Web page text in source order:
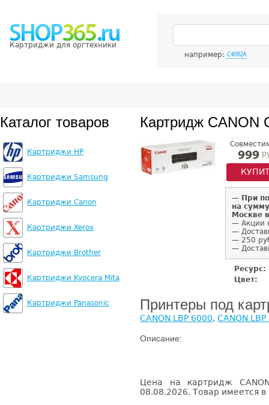
Картриджи для оргтехники
например: C4092A
Каталог товаров
Картриджи HP
Картриджи Samsung
Картриджи Canon
Картриджи Xerox
Картриджи Brother
Картриджи Kyocera Mita
Картриджи Panasonic
Картридж CANON
999
— При
на
Москве
— Акции
—
— 250
—
Ресурс:
Цвет:
Принтеры под
CANON LBP 6000, CANON
Описание:
Цена на картридж
08.08.2026. Товар имеется в